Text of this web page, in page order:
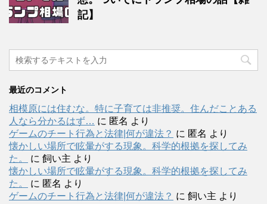
記】
最近のコメント
相模原には住むな。特に子育ては非推奨。住んだことある
人なら分かるはず… に 匿名 より
ゲームのチート行為と法律|何が違法？ に 匿名 より
懐かしい場所で眩暈がする現象。科学的根拠を探してみ
た。
に 飼い主 より
懐かしい場所で眩暈がする現象。科学的根拠を探してみ
た。
に 匿名 より
ゲームのチート行為と法律|何が違法？ に 飼い主 より